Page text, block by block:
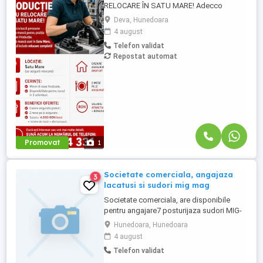
Promovat 1
RELOCARE ÎN SATU MARE! Adecco
Romania angajează persoane dornice de
muncă pentru poziția de Operator
Producție. Locurile de muncă sunt în Satu
Mare, iar pachetul include relocare
completă! Asigurăm transport dus-întors
Deva, Hunedoara
4 august
Telefon validat
Repostat automat
3
Societate comerciala, angajaza
lacatusi si sudori mig mag
Societate comerciala, are disponibile
pentru angajare7 posturijaza sudori MIG-
MAG si 7 posturi lacatusi mecanici
Cerintele postului sunt: Studii -liceu scoala
profesionala; Persoana serioasa,
responsabila cu bune abilitati de lucru in
Hunedoara, Hunedoara
4 august
Telefon validat